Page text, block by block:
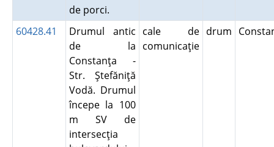
de porci.
60428.41
Drumul antic
de la
Constanţa -
Str. Ştefăniţă
Vodă. Drumul
începe la 100
m SV de
intersecţia
cale de
comunicaţie
drum